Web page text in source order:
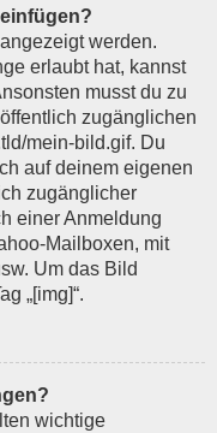
werden.
erlaubt hat, kannst
musst du zu
zugänglichen
mein-bild.gif. Du
auf deinem eigenen
zugänglicher
einer Anmeldung
Mailboxen, mit
Um das Bild
„[img]“.
wichtige